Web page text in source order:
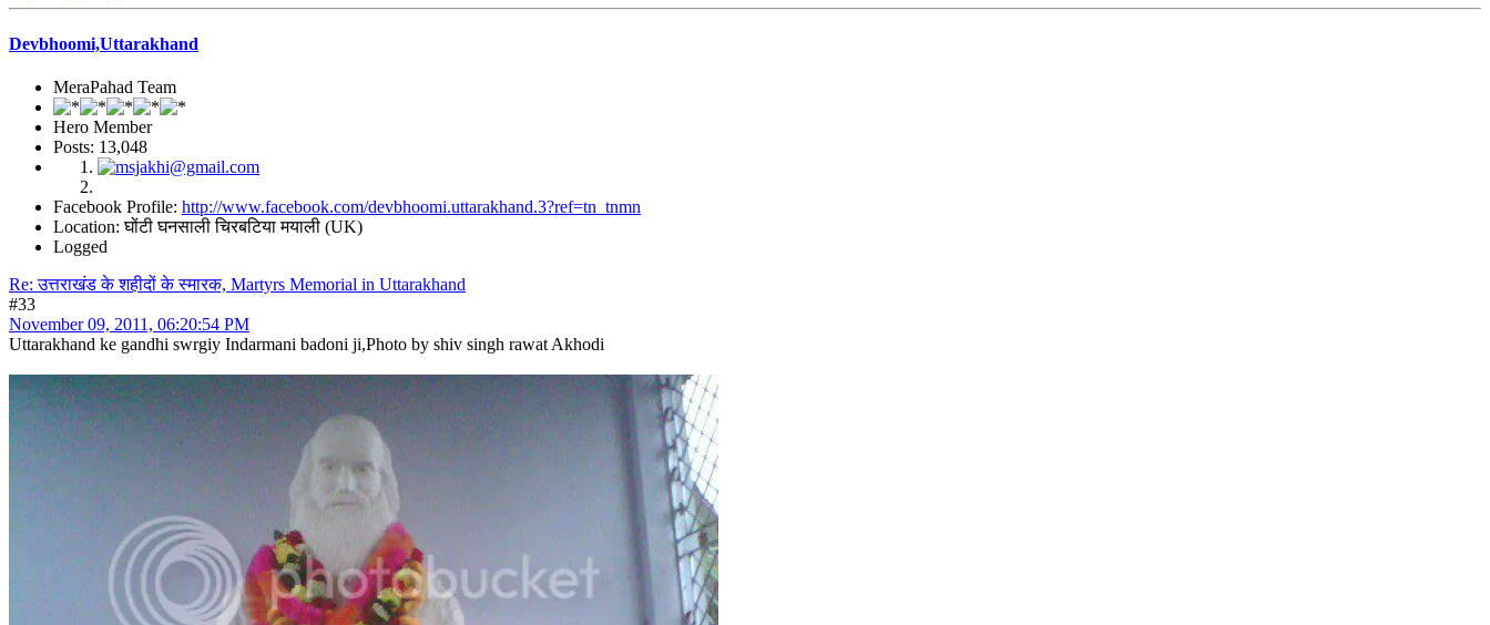
Devbhoomi,Uttarakhand
MeraPahad Team
Hero Member
Posts: 13,048
Facebook Profile: http://www.facebook.com/devbhoomi.uttarakhand.3?ref=tn_tnmn
Location: घोंटी घनसाली चिरबटिया मयाली (UK)
Logged
Re: उत्तराखंड के शहीदों के स्मारक, Martyrs Memorial in Uttarakhand
#33
November 09, 2011, 06:20:54 PM
Uttarakhand ke gandhi swrgiy Indarmani badoni ji,Photo by shiv singh rawat Akhodi